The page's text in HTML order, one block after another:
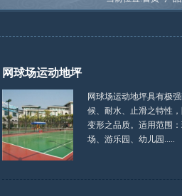
网球场运动地坪
网球场运动地坪具有极
候、耐水、止滑之特性
变形之品质。适用范围
场、游乐园、幼儿园.....